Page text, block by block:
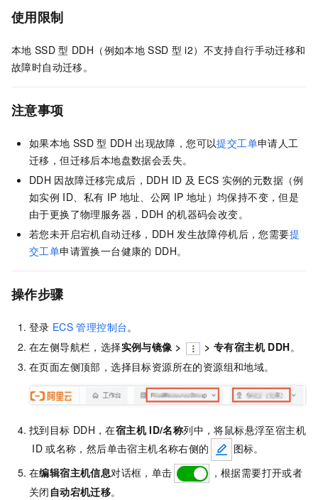
使用限制
本地 SSD 型 DDH（例如本地 SSD 型 i2）不支持自行手动迁移和
故障时自动迁移。
注意事项
如果本地 SSD 型 DDH 出现故障，您可以提交工单申请人工
迁移，但迁移后本地盘数据会丢失。
DDH 因故障迁移完成后，DDH ID 及 ECS 实例的元数据（例
如实例 ID、私有 IP 地址、公网 IP 地址）均保持不变，但是
由于更换了物理服务器，DDH 的机器码会改变。
若您未开启宕机自动迁移，DDH 发生故障停机后，您需要提
交工单申请置换一台健康的 DDH。
操作步骤
登录 ECS 管理控制台。
在左侧导航栏，选择实例与镜像 > >专有宿主机 DDH。
在页面左侧顶部，选择目标资源所在的资源组和地域。
找到目标 DDH，在宿主机 ID/名称列中，将鼠标悬浮至宿主机
ID 或名称，然后单击宿主机名称右侧的
图标。
在编辑宿主机信息对话框，单击
，根据需要打开或者
关闭 自动宕机迁移。